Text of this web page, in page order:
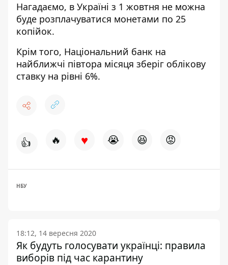
Нагадаємо, в Україні з 1 жовтня не можна
буде розплачуватися монетами по 25
копійок.
Крім того, Національний банк на
найближчі півтора місяця зберіг облікову
ставку на рівні 6%.
👍 🔥 ♥ 😭 😆 😡
НБУ
18:12, 14 вересня 2020
Як будуть голосувати українці: правила
виборів під час карантину